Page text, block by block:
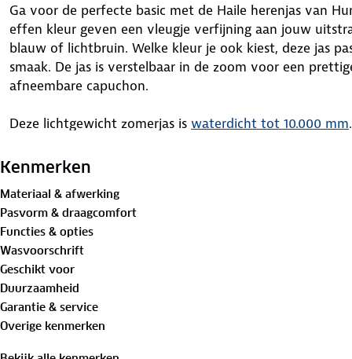
Ga voor de perfecte basic met de Haile herenjas van
effen kleur geven een vleugje verfijning aan jouw
blauw of lichtbruin. Welke kleur je ook kiest, deze jas
smaak. De jas is verstelbaar in de zoom voor een
afneembare capuchon.
Deze lichtgewicht zomerjas is waterdicht tot 10.000 mm
windvanger achter de rits houden de kou buiten. Zo blijf
De warmteregulerende technologie zorgt voor een
Hierdoor ben je nooit te warm of te koud, wat de Haile
Het ademende vermogen en de rugventilatie bieden
momenten. Zo hoef je geen concessies te doen tussen
allebei.
Bewust onderweg met hergebruikt materiaal:
Buitenstof: 100%
Kenmerken
Materiaal & afwerking
Pasvorm & draagcomfort
Functies & opties
Wasvoorschrift
Geschikt voor
Duurzaamheid
Garantie & service
Overige kenmerken